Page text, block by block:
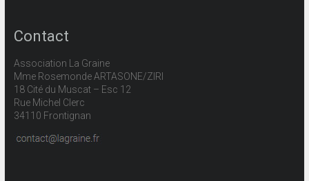
Contact
Association La Graine
Mme Rosemonde ARTASONE/ZIRI
18 Cité du Muscat – Esc 12
Rue Michel Clerc
34110 Frontignan